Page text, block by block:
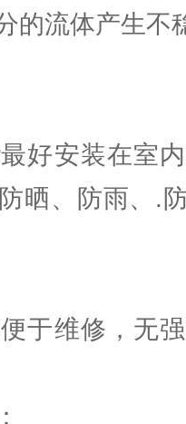
的流体产生不
最好安装在室
晒、防雨、.
于维修，无